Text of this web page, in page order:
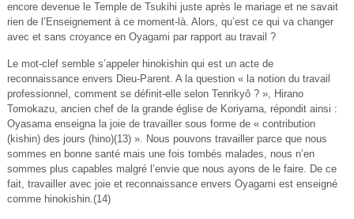
encore devenue le Temple de Tsukihi juste après le mariage et ne savait
rien de l’Enseignement à ce moment-là. Alors, qu’est ce qui va changer
avec et sans croyance en Oyagami par rapport au travail ?
Le mot-clef semble s’appeler hinokishin qui est un acte de
reconnaissance envers Dieu-Parent. A la question « la notion du travail
professionnel, comment se définit-elle selon Tenrikyô ? », Hirano
Tomokazu, ancien chef de la grande église de Koriyama, répondit ainsi :
Oyasama enseigna la joie de travailler sous forme de « contribution
(kishin) des jours (hino)(13) ». Nous pouvons travailler parce que nous
sommes en bonne santé mais une fois tombés malades, nous n’en
sommes plus capables malgré l’envie que nous ayons de le faire. De ce
fait, travailler avec joie et reconnaissance envers Oyagami est enseigné
comme hinokishin.(14)